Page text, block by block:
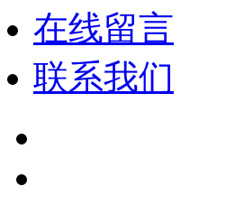
在线留言
联系我们